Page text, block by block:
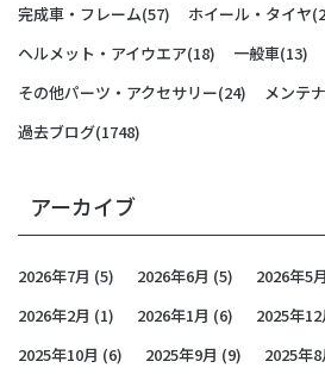
完成車・フレーム(57) ホイール・タイヤ
ヘルメット・アイウエア(18) 一般車(13)
その他パーツ・アクセサリー(24) メンテ
過去ブログ(1748)
アーカイブ
2026年7月 (5) 2026年6月 (5) 2026年5月
2026年2月 (1) 2026年1月 (6) 2025年12
2025年10月 (6) 2025年9月 (9) 2025年8